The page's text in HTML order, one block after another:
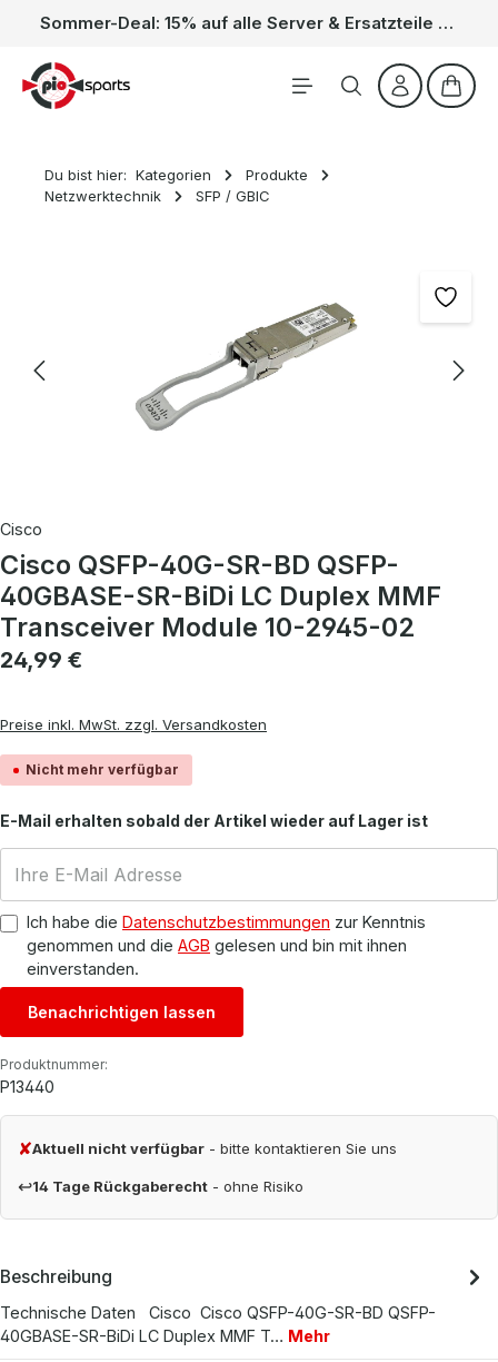
Zum Hauptinhalt springen Sommer-Deal: 15% auf alle Server & Ersatzteile – Kein Code nötig, der Rabatt wird automatisch im Warenkorb abgezogen. Gültig vom 01.06. bis 31.08.
Du bist hier: Kategorien
Produkte
Netzwerktechnik
SFP / GBIC
Cisco
Cisco QSFP-40G-SR-BD QSFP-
40GBASE-SR-BiDi LC Duplex MMF
Transceiver Module 10-2945-02
Regulärer Preis:
24,99 €
Preise inkl. MwSt. zzgl. Versandkosten
Nicht mehr verfügbar
E-Mail erhalten sobald der Artikel wieder auf Lager ist
Ich habe die Datenschutzbestimmungen zur Kenntnis
genommen und die AGB gelesen und bin mit ihnen
einverstanden.
Benachrichtigen lassen
Produktnummer:
P13440
✘Aktuell nicht verfügbar - bitte kontaktieren Sie uns
↩14 Tage Rückgaberecht - ohne Risiko
Beschreibung
Technische Daten Cisco Cisco QSFP-40G-SR-BD QSFP-
40GBASE-SR-BiDi LC Duplex MMF T… Mehr